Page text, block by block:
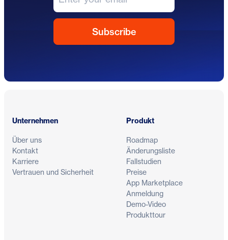
Unternehmen
Über uns
Kontakt
Karriere
Vertrauen und Sicherheit
Produkt
Roadmap
Änderungsliste
Fallstudien
Preise
App Marketplace
Anmeldung
Demo-Video
Produkttour